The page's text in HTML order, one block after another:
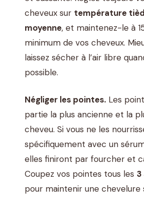
cheveux sur température
moyenne, et maintenez-le à
minimum de vos cheveux.
laissez sécher à l’air libre
possible.
Négliger les pointes. Les
partie la plus ancienne et la
cheveu. Si vous ne les
spécifiquement avec un
elles finiront par fourcher et
Coupez vos pointes tous les 3
pour maintenir une chevelure